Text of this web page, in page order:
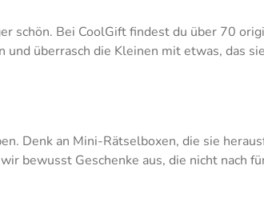
schön. Bei CoolGift findest du über 70
überrasch die Kleinen mit etwas, das
Denk an Mini-Rätselboxen, die sie
bewusst Geschenke aus, die nicht nach